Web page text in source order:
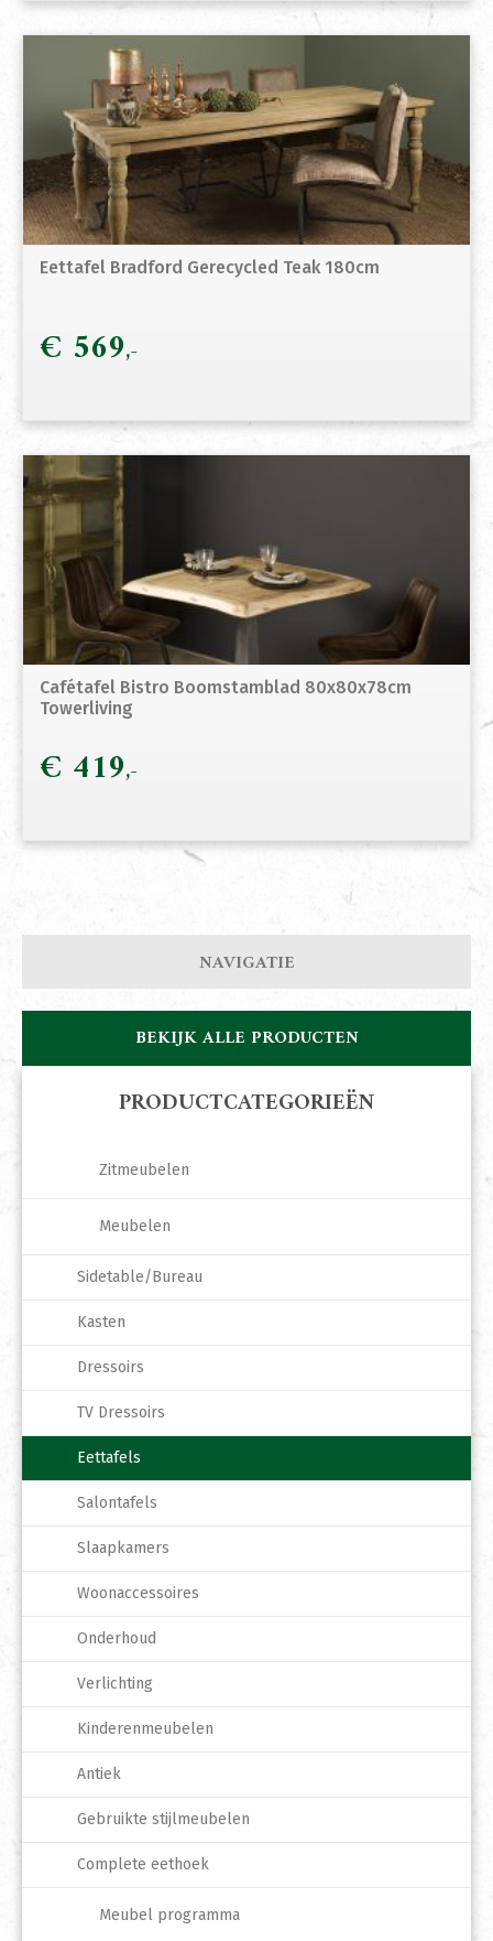
Eettafel Bradford Gerecycled Teak 180cm
€ 569
Cafétafel Bistro Boomstamblad 80x80x78cm
Towerliving
€ 419
NAVIGATIE
BEKIJK ALLE PRODUCTEN
PRODUCTCATEGORIEËN
Zitmeubelen
Meubelen
Sidetable/Bureau
Kasten
Dressoirs
TV Dressoirs
Eettafels
Salontafels
Slaapkamers
Woonaccessoires
Onderhoud
Verlichting
Kinderenmeubelen
Antiek
Gebruikte stijlmeubelen
Complete eethoek
Meubel programma